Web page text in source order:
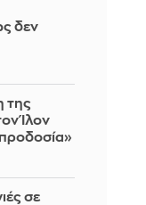
δεν
της
Ίλον
σε